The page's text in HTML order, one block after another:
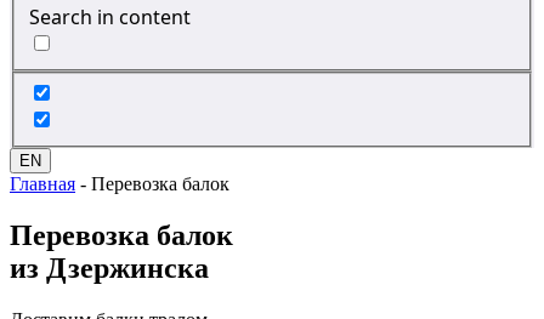
Search in content
EN
Главная - Перевозка балок
Перевозка балок
из Дзержинска